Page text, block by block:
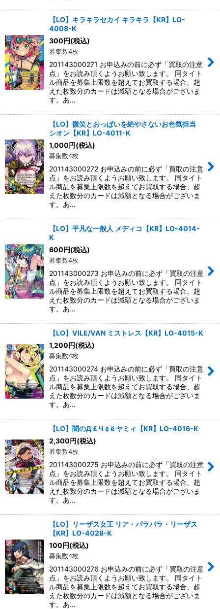
【LO】キラキラセカイ キラキラ【KR】LO-
4008-K
300円(税込)
募集数4枚
201143000271 お申込みの前に必ず「買取の注意
点」をお読み頂くようお願い致します。 同タイト
ル商品を募集上限数を超えてお買取する場合、超
えた枚数分のカードは減額となる場合がございま
す。あ…
【LO】微笑とおっぱいを絶やさないお色気担当
シオン【KR】LO-4011-K
1,000円(税込)
募集数4枚
201143000272 お申込みの前に必ず「買取の注意
点」をお読み頂くようお願い致します。 同タイト
ル商品を募集上限数を超えてお買取する場合、超
えた枚数分のカードは減額となる場合がございま
す。あ…
【LO】平凡な一般人 メディコ【KR】LO-4014-
K
600円(税込)
募集数4枚
201143000273 お申込みの前に必ず「買取の注意
点」をお読み頂くようお願い致します。 同タイト
ル商品を募集上限数を超えてお買取する場合、超
えた枚数分のカードは減額となる場合がございま
す。あ…
【LO】VILE/VAN ミストレス【KR】LO-4015-K
1,200円(税込)
募集数4枚
201143000274 お申込みの前に必ず「買取の注意
点」をお読み頂くようお願い致します。 同タイト
ル商品を募集上限数を超えてお買取する場合、超
えた枚数分のカードは減額となる場合がございま
す。あ…
【LO】闇のД￡Ч￠ё ヤミィ【KR】LO-4016-K
2,300円(税込)
募集数4枚
201143000275 お申込みの前に必ず「買取の注意
点」をお読み頂くようお願い致します。 同タイト
ル商品を募集上限数を超えてお買取する場合、超
えた枚数分のカードは減額となる場合がございま
す。あ…
【LO】リーザス女王 リア・パラパラ・リーザス
【KR】LO-4028-K
100円(税込)
募集数4枚
201143000276 お申込みの前に必ず「買取の注意
点」をお読み頂くようお願い致します。 同タイト
ル商品を募集上限数を超えてお買取する場合、超
えた枚数分のカードは減額となる場合がございま
す。あ…